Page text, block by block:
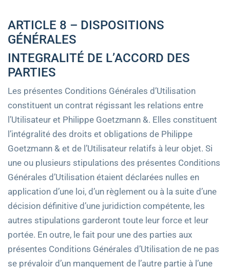
ARTICLE 8 – DISPOSITIONS
GÉNÉRALES
INTEGRALITÉ DE L’ACCORD DES
PARTIES
Les présentes Conditions Générales d’Utilisation
constituent un contrat régissant les relations entre
l’Utilisateur et Philippe Goetzmann &. Elles constituent
l’intégralité des droits et obligations de Philippe
Goetzmann & et de l’Utilisateur relatifs à leur objet. Si
une ou plusieurs stipulations des présentes Conditions
Générales d’Utilisation étaient déclarées nulles en
application d’une loi, d’un règlement ou à la suite d’une
décision définitive d’une juridiction compétente, les
autres stipulations garderont toute leur force et leur
portée. En outre, le fait pour une des parties aux
présentes Conditions Générales d’Utilisation de ne pas
se prévaloir d’un manquement de l’autre partie à l’une